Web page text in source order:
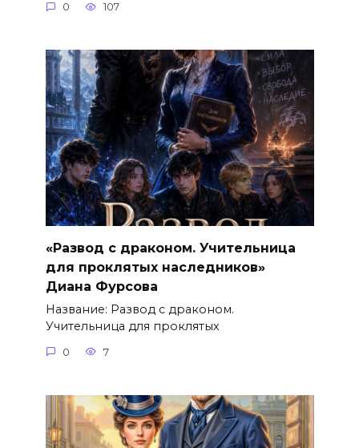
0 107
«Развод с драконом. Учительница
для проклятых наследников»
Диана Фурсова
Название: Развод с драконом.
Учительница для проклятых
0 7